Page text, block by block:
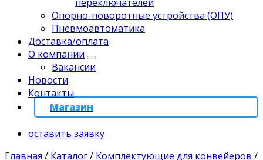
Опорно-поворотные устройства (ОПУ)
Пневмоавтоматика
Доставка/оплата
О компании
Вакансии
Новости
Контакты
Магазин
оставить заявку
Главная / Каталог/ Комплектующие для конвейеров /